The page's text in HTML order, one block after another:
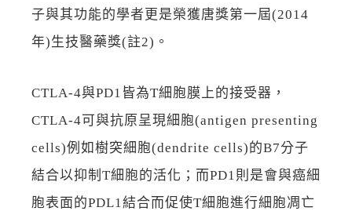
子與其功能的學者更是榮獲唐獎第一屆(2014
年)生技醫藥獎(註2)。
CTLA-4與PD1皆為T細胞膜上的接受器，
CTLA-4可與抗原呈現細胞(antigen presenting
cells)例如樹突細胞(dendrite cells)的B7分子
結合以抑制T細胞的活化；而PD1則是會與癌細
胞表面的PDL1結合而促使T細胞進行細胞凋亡